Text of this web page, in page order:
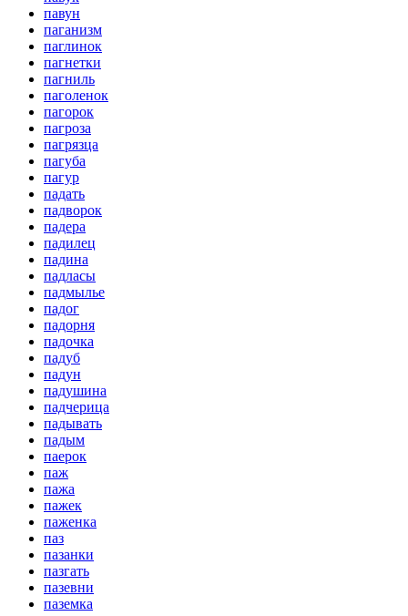
павун
паганизм
паглинок
пагнетки
пагниль
паголенок
пагорок
пагроза
пагрязца
пагуба
пагур
падать
падворок
падера
падилец
падина
падласы
падмылье
падог
падорня
падочка
падуб
падун
падушина
падчерица
падывать
падым
паерок
паж
пажа
пажек
паженка
паз
пазанки
пазгать
пазевни
паземка